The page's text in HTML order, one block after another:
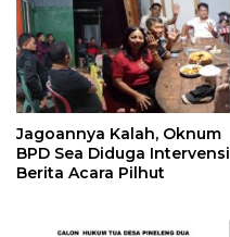
Jagoannya Kalah, Oknum
BPD Sea Diduga Intervensi
Berita Acara Pilhut